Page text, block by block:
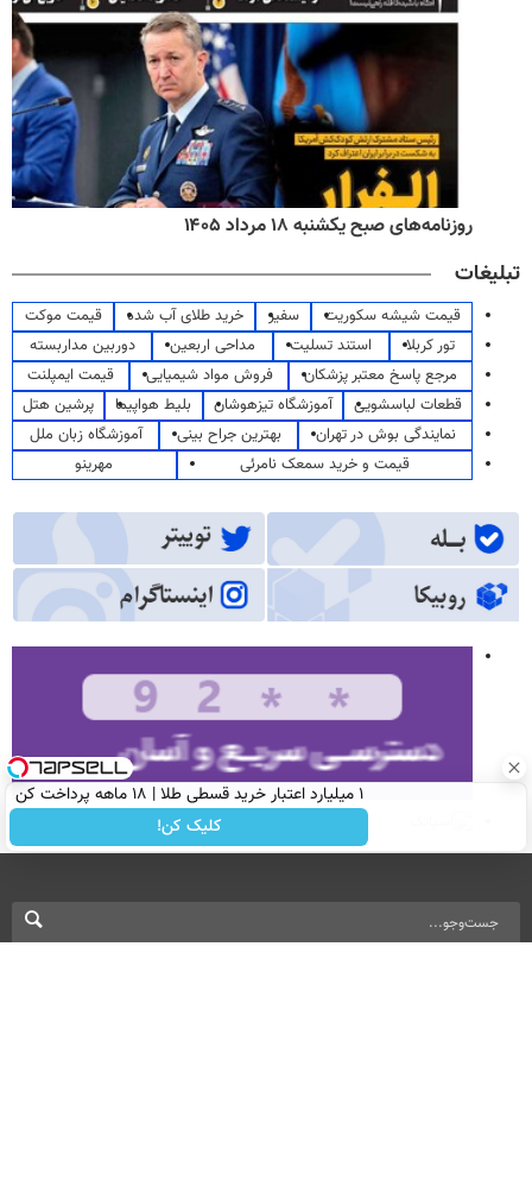
روزنامه‌های صبح یکشنبه ۱۸ مرداد ۱۴۰۵
تبلیغات
قیمت شیشه سکوریت سفیر خرید طلای آب شده
قیمت موکت
تور کربلا
استند تسلیت مداحی اربعین
دوربین مداربسته
مرجع پاسخ معتبر پزشکان
فروش مواد شیمیایی
قیمت ایمپلنت
قطعات لباسشویی
آموزشگاه تیزهوشان بلیط هواپیما
پرشین هتل
نمایندگی بوش در تهران
بهترین جراح بینی
آموزشگاه زبان ملل
قیمت و خرید سمعک نامرئی
مهرینو
۱ میلیارد اعتبار خرید قسطی طلا | ۱۸ ماهه پرداخت کن
کلیک کن!